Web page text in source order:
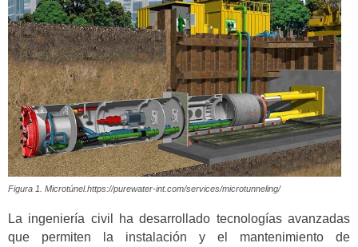
Figura 1. Microtúnel.https://purewater-int.com/services/microtunneling/
La ingeniería civil ha desarrollado tecnologías avanzadas
que permiten la instalación y el mantenimiento de